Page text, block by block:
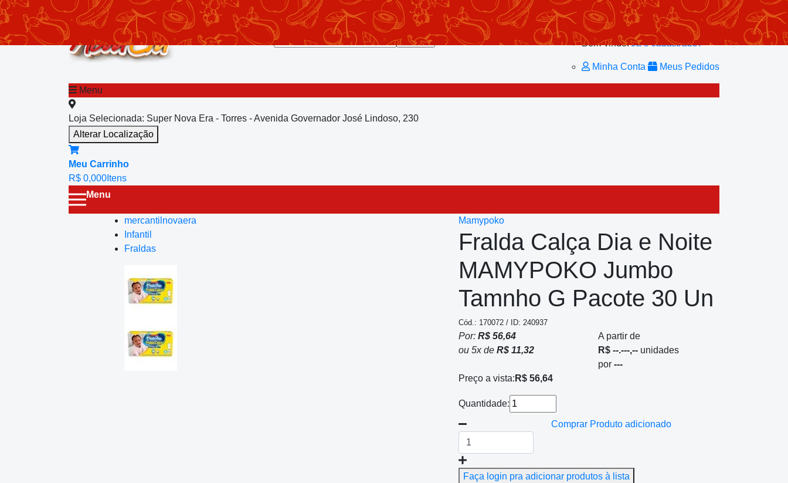
Repetir Pedido
Minha Conta
Bem-vindo!Já é cadastrado?
Minha Conta Meus Pedidos
Menu
Loja Selecionada: Super Nova Era - Torres - Avenida Governador José Lindoso, 230
Alterar Localização
Meu Carrinho
R$ 0,000 Itens
Menu
mercantilnovaera
Infantil
Fraldas
Mamypoko
Fralda Calça Dia e Noite
MAMYPOKO Jumbo
Tamnho G Pacote 30 Un
Cód.: 170072 / ID: 240937
Por: R$ 56,64
ou 5xde R$ 11,32
Preço a vista: R$ 56,64
A partir de
R$ --.---,--unidades
por ---
Quantidade:
Comprar Produto adicionado
Faça login pra adicionar produtos à lista